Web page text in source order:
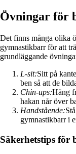
Övningar för
Det finns många olika
gymnastikbarr för att
grundläggande
L-sit:Sitt på
ben så att de
Chin-ups:Häng
hakan når över
Handstående:
gymnastikbarr i
Säkerhetstips för